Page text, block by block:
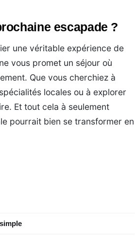
escapade ?
une véritable expérience de
vous promet un séjour où
Que vous cherchiez à
locales ou à explorer
Et tout cela à seulement
pourrait bien se transformer en